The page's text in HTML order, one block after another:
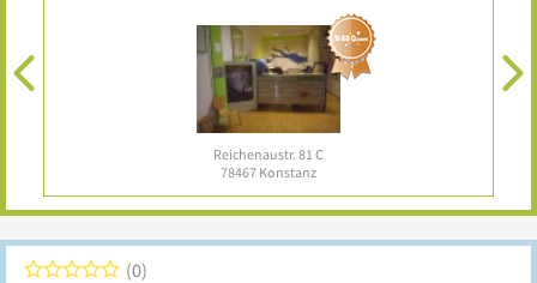
Reichenaustr. 81 C
78467 Konstanz
0